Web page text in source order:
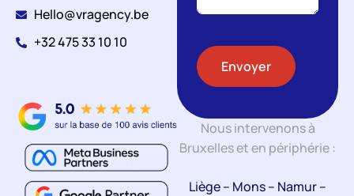
Hello@vragency.be
+32 475 33 10 10
Envoyer
Nous intervenons à
Bruxelles et en périphérie :
Liège– Mons– Namur–